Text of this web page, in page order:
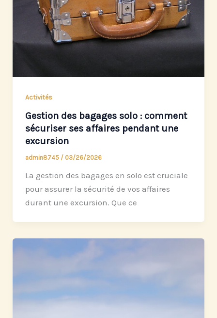
Activités
Gestion des bagages solo : comment
sécuriser ses affaires pendant une
excursion
admin8745 / 03/26/2026
La gestion des bagages en solo est cruciale
pour assurer la sécurité de vos affaires
durant une excursion. Que ce